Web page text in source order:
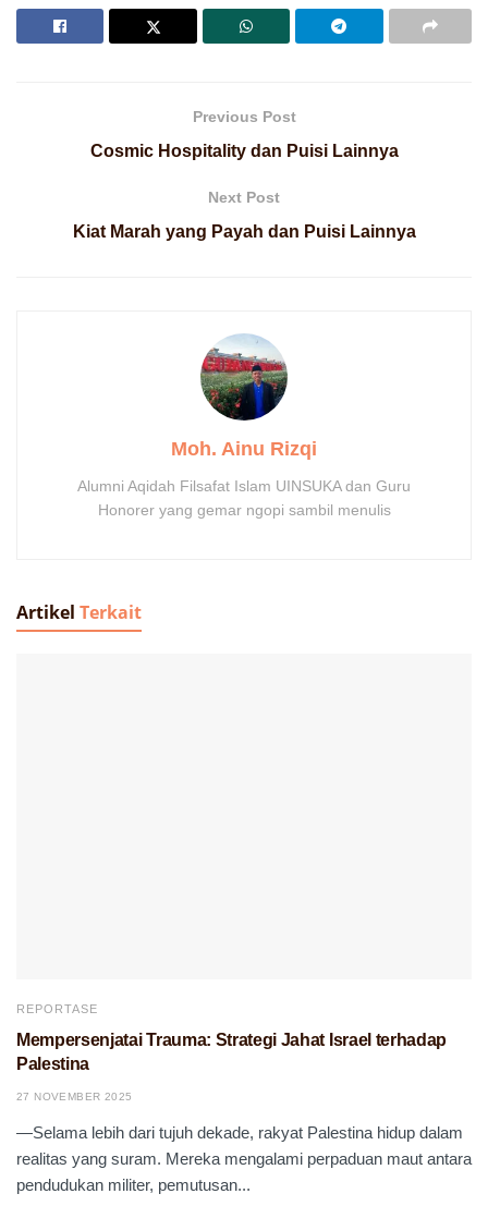
Previous Post
Cosmic Hospitality dan Puisi Lainnya
Next Post
Kiat Marah yang Payah dan Puisi Lainnya
Moh. Ainu Rizqi
Alumni Aqidah Filsafat Islam UINSUKA dan Guru
Honorer yang gemar ngopi sambil menulis
Artikel Terkait
REPORTASE
Mempersenjatai Trauma: Strategi Jahat Israel terhadap
Palestina
27 NOVEMBER 2025
—Selama lebih dari tujuh dekade, rakyat Palestina hidup dalam
realitas yang suram. Mereka mengalami perpaduan maut antara
pendudukan militer, pemutusan...